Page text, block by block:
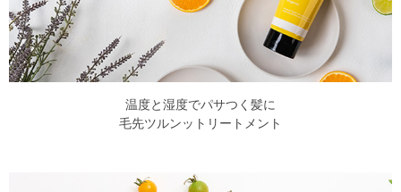
温度と湿度でパサつく髪に
毛先ツルンットリートメント